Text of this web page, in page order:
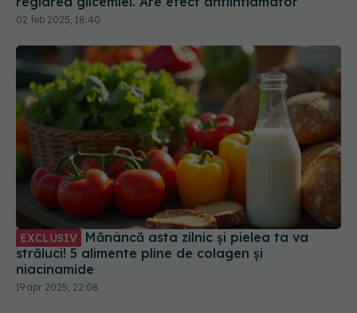
02 feb 2025, 18:40
EXCLUSIV
străluci! 5 alimente pline de colagen și
niacinamide
19 apr 2025, 22:08